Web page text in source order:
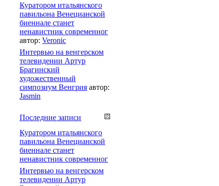
Куратором итальянского
павильона Венецианской
биеннале станет
ненавистник современног
автор: Veronic
Интервью на венгерском
телевидении Артур
Брагинский
художественный
симпозиум Венгрия автор:
Jasmin
Последние записи
Куратором итальянского
павильона Венецианской
биеннале станет
ненавистник современног
Интервью на венгерском
телевидении Артур